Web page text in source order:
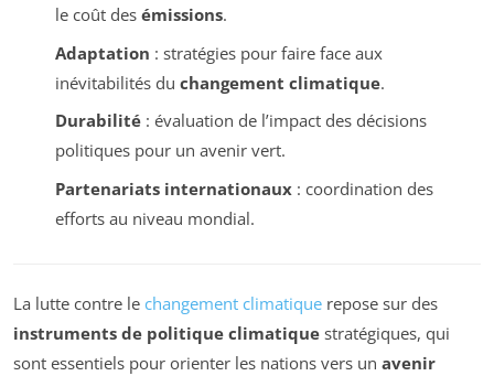
le coût des émissions.
Adaptation : stratégies pour faire face aux
inévitabilités du changement climatique.
Durabilité: évaluation de l’impact des décisions
politiques pour un avenir vert.
Partenariats internationaux: coordination des
efforts au niveau mondial.
La lutte contre le changement climatique repose sur des
instruments de politique climatique stratégiques, qui
sont essentiels pour orienter les nations vers un avenir